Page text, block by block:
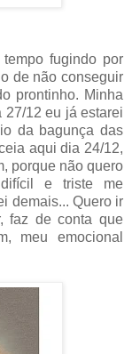
fugindo por
de não conseguir
prontinho. Minha
27/12 eu já estarei
da bagunça das
aqui dia 24/12,
porque não quero
e triste me
demais... Quero ir
faz de conta que
meu emocional